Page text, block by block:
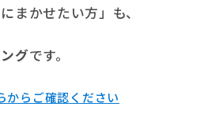
まかせたい方」も、
グです。
からご確認ください